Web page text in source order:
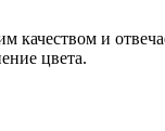
качеством и
цвета.